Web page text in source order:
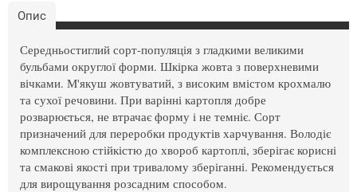
Опис
Середньостиглий сорт-популяція з гладкими великими
бульбами округлої форми. Шкірка жовта з поверхневими
вічками. М'якуш жовтуватий, з високим вмістом крохмалю
та сухої речовини. При варінні картопля добре
розварюється, не втрачає форму і не темніє. Сорт
призначений для переробки продуктів харчування. Володіє
комплексною стійкістю до хвороб картоплі, зберігає корисні
та смакові якості при тривалому зберіганні. Рекомендується
для вирощування розсадним способом.